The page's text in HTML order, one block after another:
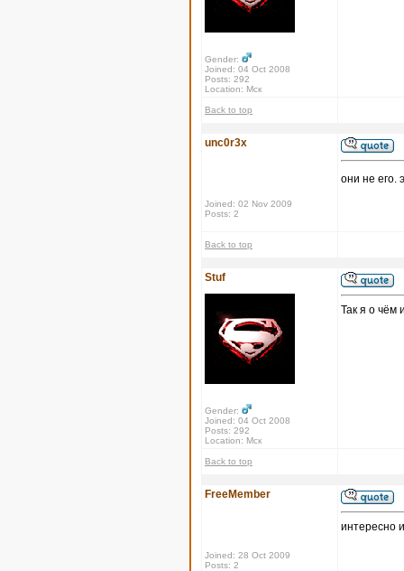
Gender:
Joined: 04 Oct 2008
Posts: 292
Location: Мск
Back to top
unc0r3x
Joined: 02 Nov 2009
Posts: 2
они не его.
Back to top
Stuf
Gender:
Joined: 04 Oct 2008
Posts: 292
Location: Мск
Так я о чём
Back to top
FreeMember
Joined: 28 Oct 2009
Posts: 2
интересно